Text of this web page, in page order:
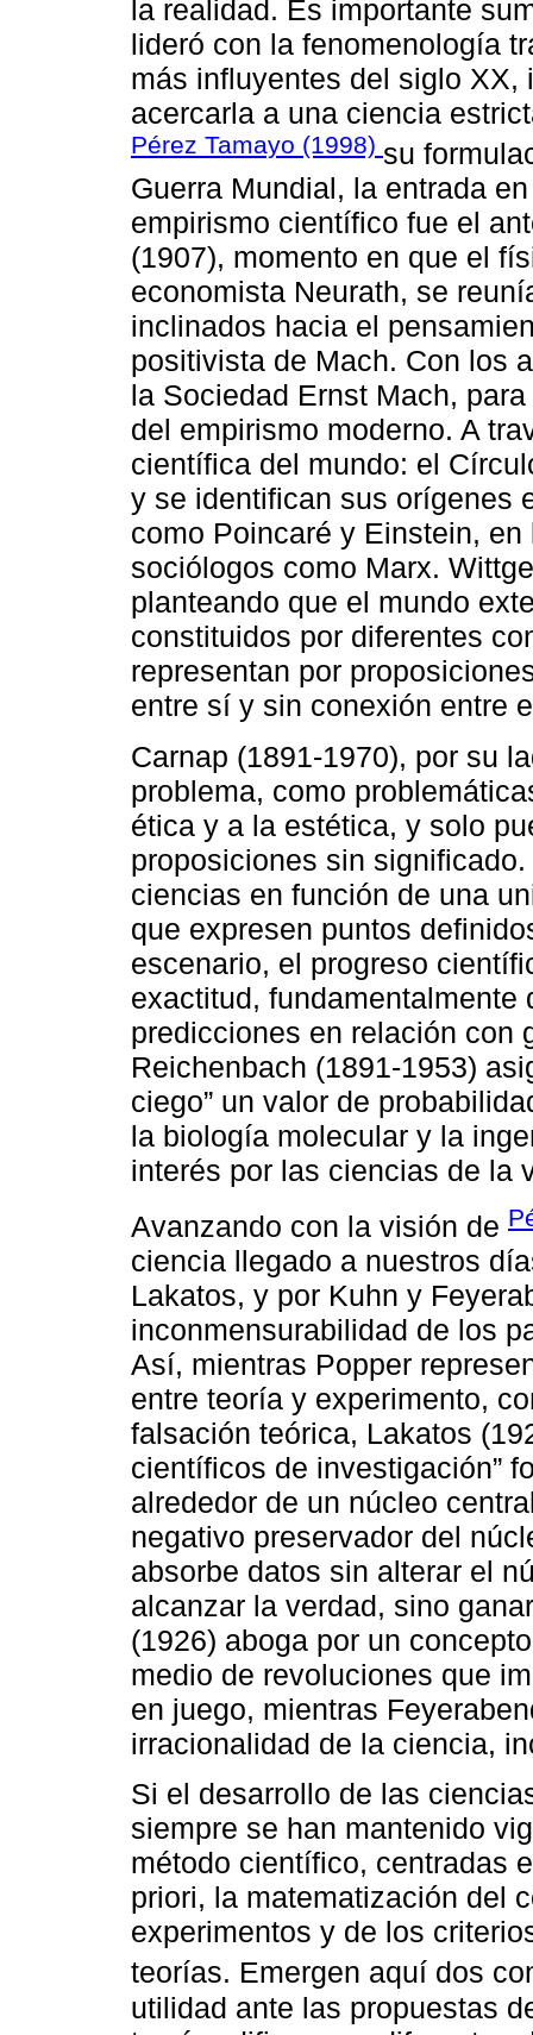
la realidad. Es importante
lideró con la fenomenología
más influyentes del siglo
acercarla a una ciencia
Pérez Tamayo (1998) su
Guerra Mundial, la entrada
empirismo científico fue el
(1907), momento en que el
economista Neurath, se
inclinados hacia el
positivista de Mach. Con los
la Sociedad Ernst Mach,
del empirismo moderno. A
científica del mundo: el
y se identifican sus orígenes
como Poincaré y Einstein,
sociólogos como Marx.
planteando que el mundo
constituidos por diferentes
representan por
entre sí y sin conexión entre
Carnap (1891-1970), por su
problema, como
ética y a la estética, y solo
proposiciones sin
ciencias en función de una
que expresen puntos
escenario, el progreso
exactitud, fundamentalmente
predicciones en relación con
Reichenbach (1891-1953)
ciego” un valor de
la biología molecular y la
interés por las ciencias de la
Avanzando con la visión de
ciencia llegado a nuestros
Lakatos, y por Kuhn y
inconmensurabilidad de los
Así, mientras Popper
entre teoría y experimento,
falsación teórica, Lakatos
científicos de investigación”
alrededor de un núcleo
negativo preservador del
absorbe datos sin alterar el
alcanzar la verdad, sino
(1926) aboga por un
medio de revoluciones que
en juego, mientras
irracionalidad de la ciencia,
Si el desarrollo de las
siempre se han mantenido
método científico, centradas
priori, la matematización del
experimentos y de los
teorías. Emergen aquí dos
utilidad ante las propuestas